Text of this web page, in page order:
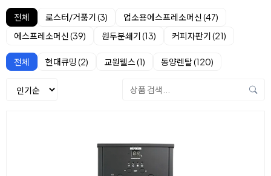
전체 로스터/거품기 (3)
업소용에스프레소머신 (47)
에스프레소머신 (39)
원두분쇄기 (13) 커피자판기 (21)
전체 현대큐밍 (2) 교원웰스 (1) 동양렌탈 (120)